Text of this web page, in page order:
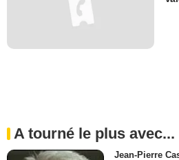
A tourné le plus avec...
Jean-Pierre